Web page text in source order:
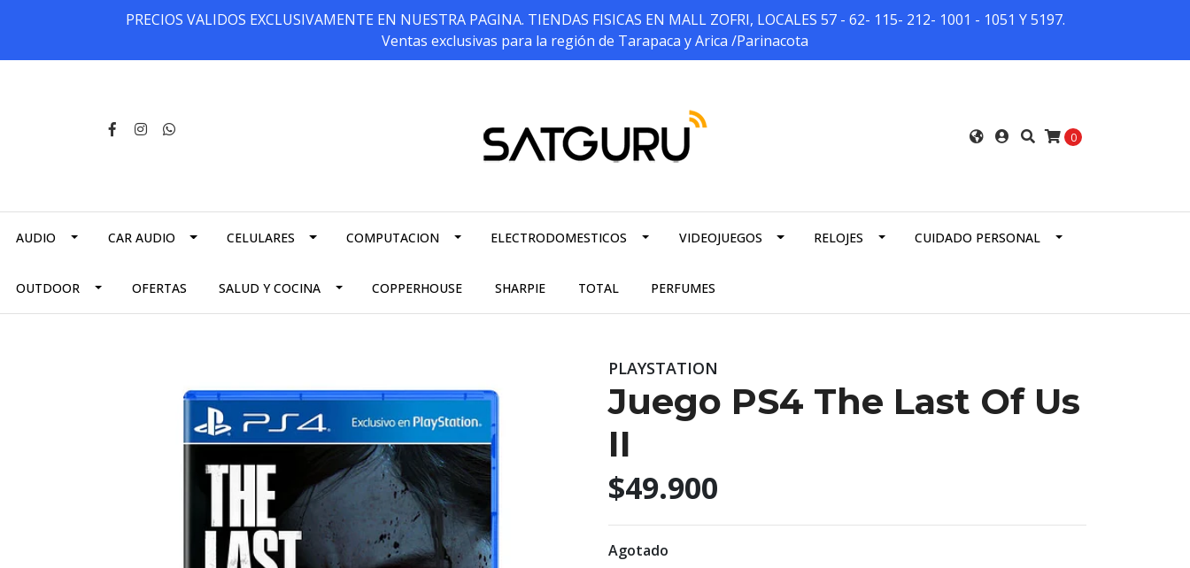
PRECIOS VALIDOS EXCLUSIVAMENTE EN NUESTRA PAGINA. TIENDAS FISICAS EN MALL ZOFRI, LOCALES 57 - 62- 115- 212- 1001 - 1051 Y 5197.
Ventas exclusivas para la región de Tarapaca y Arica /Parinacota
0
AUDIO CAR AUDIO CELULARES COMPUTACION ELECTRODOMESTICOS VIDEOJUEGOS RELOJES CUIDADO PERSONAL
OUTDOOR OFERTAS SALUD Y COCINA COPPERHOUSE SHARPIE TOTAL PERFUMES
PLAYSTATION
Juego PS4 The Last Of Us
II
$49.900
Agotado